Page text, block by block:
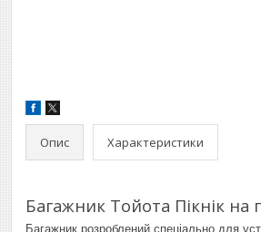
Опис Характеристики
Багажник Тойота Пікнік на
Багажник розроблений спеціально для